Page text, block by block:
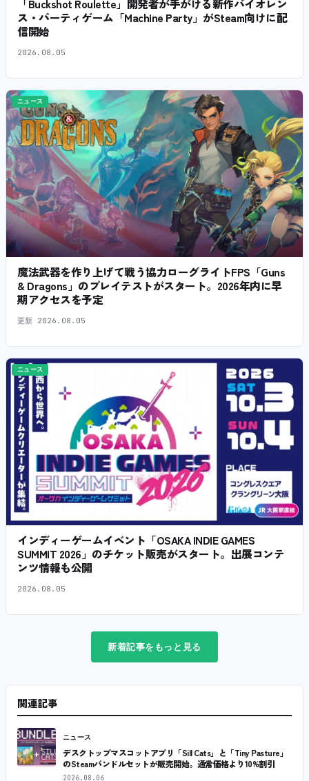
「Buckshot Roulette」開発者が手がける新作バイオレン
ス・パーティゲーム「Machine Party」がSteam向けに配
信開始
2026.08.05
ニュース
魔法武器を作り上げて戦う協力ローグライトFPS「Guns
& Dragons」のプレイテストがスタート。2026年内に早
期アクセスを予定
更新 2026.08.05
ニュース
インディーゲームイベント「OSAKA INDIE GAMES
SUMMIT 2026」のチケット販売がスタート。出展コンテ
ンツ情報も公開
2026.08.05
新着記事をもっと見る
関連記事
ニュース
デスクトップマスコットアプリ「Sill Cats」と「Tiny Pasture」
のSteamバンドルセットが販売開始。通常価格より10%割引
2026.08.06